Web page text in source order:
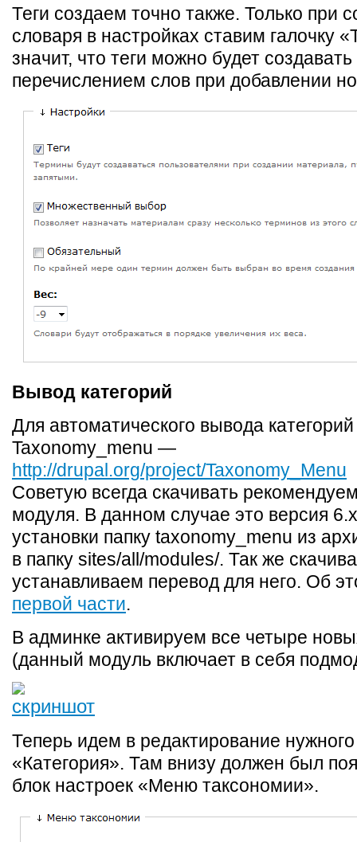
Теги создаем точно также. Только при
словаря в настройках ставим галочку
значит, что теги можно будет создавать
перечислением слов при добавлении
Вывод категорий
Для автоматического вывода
Taxonomy_menu —
http://drupal.org/project/Taxonomy_Menu
Советую всегда скачивать
модуля. В данном случае это версия
установки папку taxonomy_menu из
в папку sites/all/modules/. Так же
устанавливаем перевод для него. Об
первой части.
В админке активируем все четыре
(данный модуль включает в себя
Теперь идем в редактирование
«Категория». Там внизу должен был
блок настроек «Меню таксономии».